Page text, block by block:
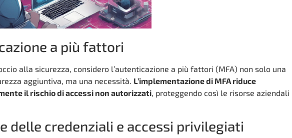
a più fattori
alla sicurezza, considero l’autenticazione a più fattori (MFA) non solo una
aggiuntiva, ma una necessità. L’implementazione di MFA riduce
il rischio di accessi non autorizzati, proteggendo così le risorse aziendali
delle credenziali e accessi privilegiati